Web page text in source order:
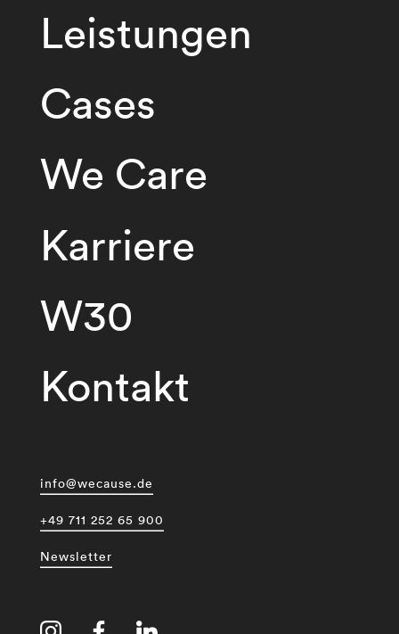
Leistungen
Cases
We Care
Karriere
W30
Kontakt
info@wecause.de
+49 711 252 65 900
Newsletter